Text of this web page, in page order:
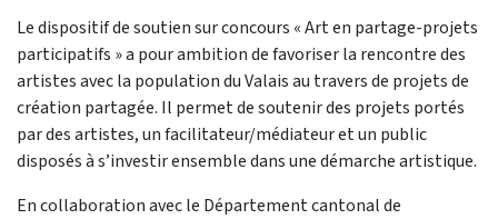
Le dispositif de soutien sur concours « Art en partage-projets
participatifs » a pour ambition de favoriser la rencontre des
artistes avec la population du Valais au travers de projets de
création partagée. Il permet de soutenir des projets portés
par des artistes, un facilitateur/médiateur et un public
disposés à s’investir ensemble dans une démarche artistique.
En collaboration avec le Département cantonal de